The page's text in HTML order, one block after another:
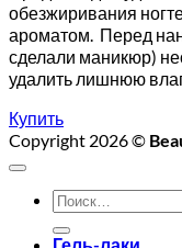
обезжиривания
ароматом. Перед
сделали маникюр)
удалить лишнюю
Купить
Copyright 2026 ©
Искать: